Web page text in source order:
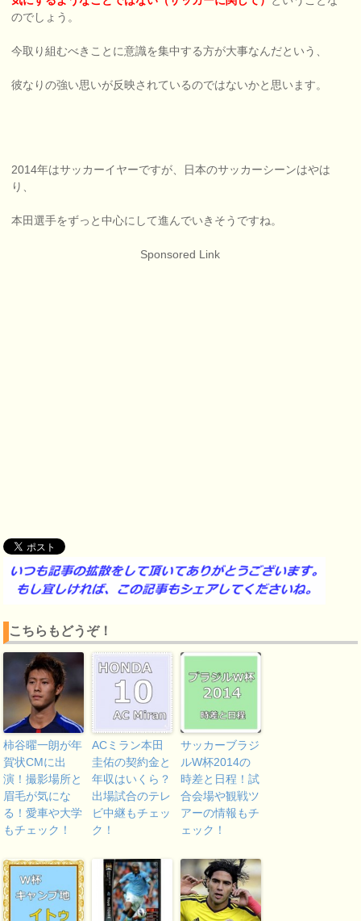
のでしょう。
今取り組むべきことに意識を集中する方が大事なんだという、
彼なりの強い思いが反映されているのではないかと思います。
2014年はサッカーイヤーですが、日本のサッカーシーンはやは
り、
本田選手をずっと中心にして進んでいきそうですね。
Sponsored Link
こちらもどうぞ！
柿谷曜一朗が年
賀状CMに出
演！撮影場所と
眉毛が気にな
る！愛車や大学
もチェック！
ACミラン本田
圭佑の契約金と
年収はいくら？
出場試合のテレ
ビ中継もチェッ
ク！
サッカーブラジ
ルW杯2014の
時差と日程！試
合会場や観戦ツ
アーの情報もチ
ェック！